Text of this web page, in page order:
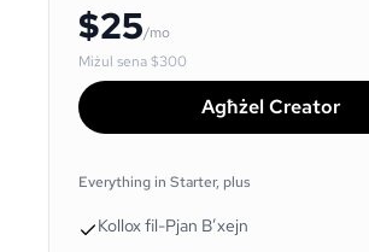
$25/mo
Miżul sena$300
Agħżel Creator
Everything in Starter, plus
Kollox fil-Pjan B’xejn